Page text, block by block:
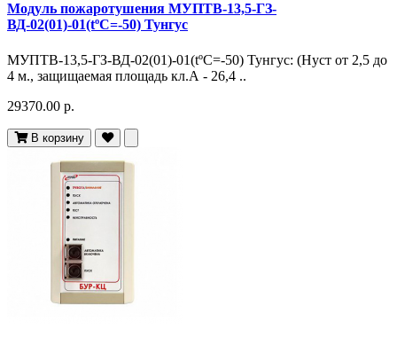
Модуль пожаротушения МУПТВ-13,5-ГЗ-
ВД-02(01)-01(tºC=-50) Тунгус
МУПТВ-13,5-ГЗ-ВД-02(01)-01(tºC=-50) Тунгус: (Hуст от 2,5 до
4 м., защищаемая площадь кл.А - 26,4 ..
29370.00 р.
В корзину